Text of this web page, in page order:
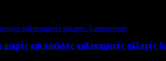
και εύκολες καλοκαιρινές αλλαγές